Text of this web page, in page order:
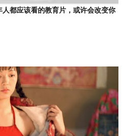
人都应该看的教育片，或许会改变你